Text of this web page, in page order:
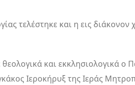
τελέστηκε και η εις
και εκκλησιολογικά ο
Ιεροκήρυξ της Ιεράς